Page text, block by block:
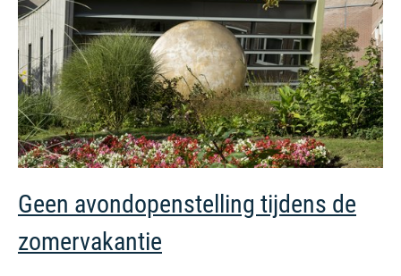
Geen avondopenstelling tijdens de
zomervakantie